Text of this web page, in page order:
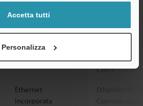
Accetta tutti
Personalizza
Standard
Client FTP,
Ethernet
incorporata
EtherNet/IP™,